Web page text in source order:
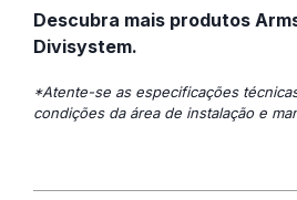
Descubra mais produtos
Divisystem.
*Atente-se as especificações
condições da área de instalação e